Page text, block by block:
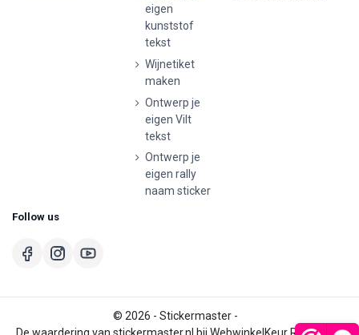
eigen
kunststof
tekst
Wijnetiket
maken
Ontwerp je
eigen Vilt
tekst
Ontwerp je
eigen rally
naam sticker
Follow us
© 2026 - Stickermaster -
De waardering van stickermaster.nl bij WebwinkelKeur Reviews is